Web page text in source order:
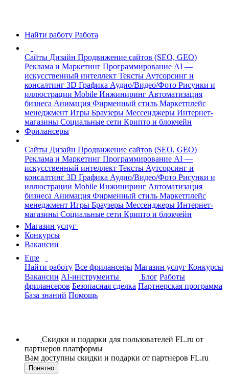
Найти работу Работа
Сайты Дизайн Продвижение сайтов (SEO, GEO)
Реклама и Маркетинг Программирование AI —
искусственный интеллект Тексты Аутсорсинг и
консалтинг 3D Графика Аудио/Видео/Фото Рисунки и
иллюстрации Mobile Инжиниринг Автоматизация
бизнеса Анимация Фирменный стиль Маркетплейс
менеджмент Игры Браузеры Мессенджеры Интернет-
магазины Социальные сети Крипто и блокчейн
Фрилансеры
Сайты Дизайн Продвижение сайтов (SEO, GEO)
Реклама и Маркетинг Программирование AI —
искусственный интеллект Тексты Аутсорсинг и
консалтинг 3D Графика Аудио/Видео/Фото Рисунки и
иллюстрации Mobile Инжиниринг Автоматизация
бизнеса Анимация Фирменный стиль Маркетплейс
менеджмент Игры Браузеры Мессенджеры Интернет-
магазины Социальные сети Крипто и блокчейн
Магазин услуг
Конкурсы
Вакансии
Еще
Найти работу Все фрилансеры Магазин услуг Конкурсы
Вакансии AI-инструменты Блог Работы
фрилансеров Безопасная сделка Партнерская программа
База знаний Помощь
Скидки и подарки для пользователей FL.ru от
партнеров платформы
Вам доступны скидки и подарки от партнеров FL.ru
Понятно